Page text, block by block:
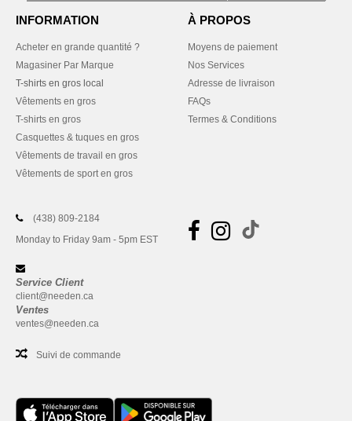
INFORMATION
Acheter en grande quantité ?
Magasiner Par Marque
T-shirts en gros local
Vêtements en gros
T-shirts en gros
Casquettes & tuques en gros
Vêtements de travail en gros
Vêtements de sport en gros
À PROPOS
Moyens de paiement
Nos Services
Adresse de livraison
FAQs
Termes & Conditions
(438) 809-2184
Monday to Friday 9am - 5pm EST
Service Client
client@needen.ca
Ventes
ventes@needen.ca
Suivi de commande